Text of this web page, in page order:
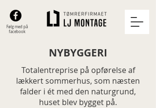
Følg med på
facebook
NYBYGGERI
Totalentreprise på opførelse af
lækkert sommerhus, som næsten
falder i ét med den naturgrund,
huset blev bygget på.